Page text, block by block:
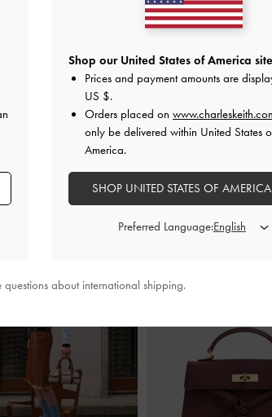
สีเบอร์กันดี
รองเท้าแตะส้นสูงดีเทลห่
สีมารูน
฿2,190.00
สไตล์ลุคด้วย
Shop our United States of America site
Prices and payment amounts are
US $.
Orders placed on
only be delivered within United States
America.
SHOP UNITED STATES OF
Preferred Language:
about international shipping.